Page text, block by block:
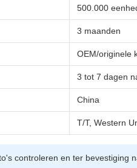
500.000
3 maanden
OEM/originele
3 tot 7 dagen
China
T/T, Western
controleren en ter bevestiging